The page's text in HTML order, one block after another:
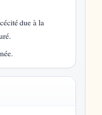
due à la